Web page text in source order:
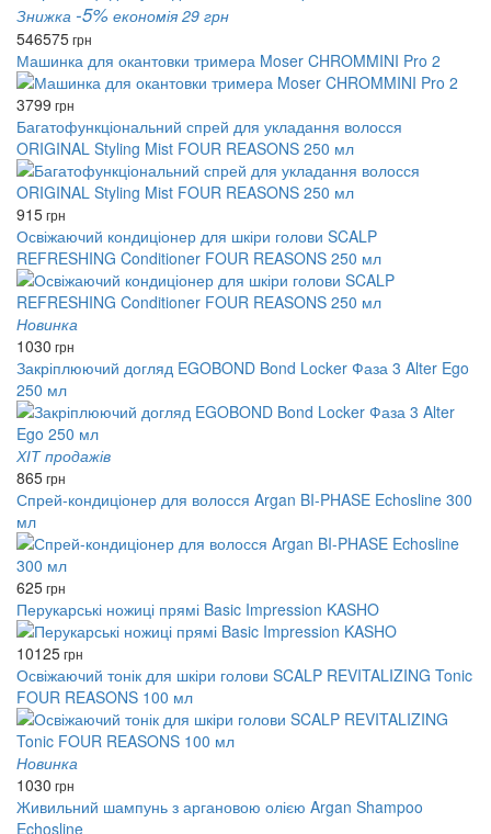
Знижка -5% економія 29 грн
546575грн
Машинка для окантовки тримера Moser CHROMMINI Pro 2
3799 грн
Багатофункціональний спрей для укладання волосся
ORIGINAL Styling Mist FOUR REASONS 250 мл
915грн
Освіжаючий кондиціонер для шкіри голови SCALP
REFRESHING Conditioner FOUR REASONS 250 мл
Новинка
1030 грн
Закріплюючий догляд EGOBOND Bond Locker Фаза 3 Alter Ego
250 мл
ХІТ продажів
865грн
Спрей-кондиціонер для волосся Argan BI-PHASE Echosline 300
мл
625грн
Перукарські ножиці прямі Basic Impression KASHO
10125грн
Освіжаючий тонік для шкіри голови SCALP REVITALIZING Tonic
FOUR REASONS 100 мл
Новинка
1030 грн
Живильний шампунь з аргановою олією Argan Shampoo
Echosline